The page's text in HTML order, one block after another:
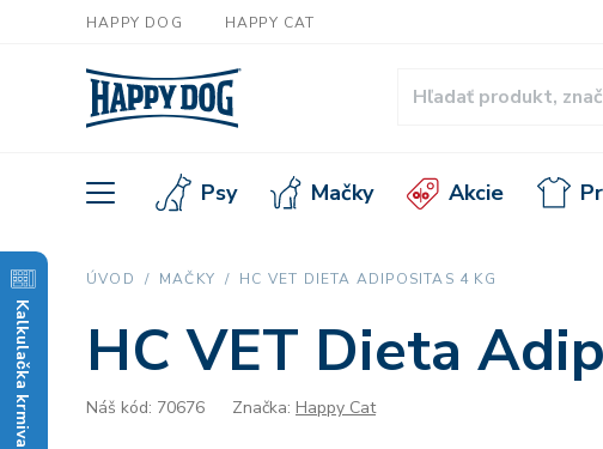
Kalkulačka krmiva
HAPPY DOG HAPPY CAT
Psy Mačky Akcie
ÚVOD MAČKY HC VET DIETA ADIPOSITAS 4 KG
HC VET Dieta
Náš kód: 70676 Značka: Happy Cat